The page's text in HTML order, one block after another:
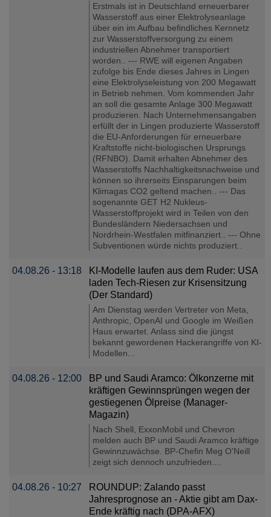
Erstmals ist in Deutschland erneuerbarer
Wasserstoff aus einer Elektrolyseanlage
über ein im Aufbau befindliches Kernnetz
zur Wasserstoffversorgung zu einem
industriellen Abnehmer transportiert
worden.. --- RWE will eigenen Angaben
zufolge bis Ende dieses Jahres in Lingen
eine Elektrolyseleistung von 200 Megawatt
in Betrieb nehmen. Vom kommenden Jahr
an soll die gesamte Anlage 300 Megawatt
produzieren. Nach Unternehmensangaben
erfüllt der in Lingen produzierte Wasserstoff
die EU-Anforderungen für erneuerbare
Kraftstoffe nicht-biologischen Ursprungs
(RFNBO). Damit erhalten Abnehmer des
Wasserstoffs Nachhaltigkeitsnachweise und
können so ihrerseits Einsparungen beim
Klimagas CO2 geltend machen.. --- Das
sogenannte GET H2 Nukleus-
Wasserstoffprojekt wird in Teilen von den
Bundesländern Niedersachsen und
Nordrhein-Westfalen mitfinanziert.. --- Ohne
Subventionen würde nichts produziert..
04.08.26 - 13:18
KI-Modelle laufen aus dem Ruder: USA
laden Tech-Riesen zur Krisensitzung
(Der Standard)
Am Dienstag werden Vertreter von Meta,
Anthropic, OpenAI und Google im Weißen
Haus erwartet. Anlass sind die jüngst
bekannt gewordenen Hackerangriffe von KI-
Modellen...
04.08.26 - 12:00
BP und Saudi Aramco: Ölkonzerne mit
kräftigen Gewinnsprüngen wegen der
gestiegenen Ölpreise (Manager-
Magazin)
Nach Shell, ExxonMobil und Chevron
melden auch BP und Saudi Aramco kräftige
Gewinnzuwächse. BP-Chefin Meg O'Neill
zeigt sich dennoch unzufrieden....
04.08.26 - 10:27
ROUNDUP: Zalando passt
Jahresprognose an - Aktie gibt am Dax-
Ende kräftig nach (DPA-AFX)